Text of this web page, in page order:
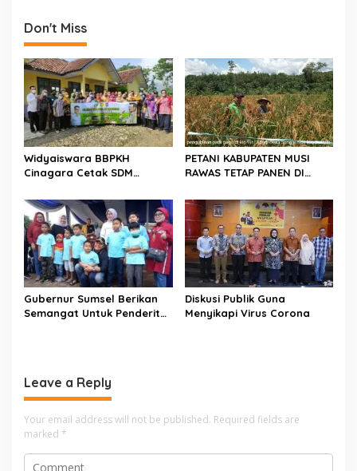
o
k
t
n
a
v
i
g
a
t
i
o
n
Don't Miss
Widyaiswara BBPKH
Cinagara Cetak SDM
Sembawa Palembang
PETANI KABUPATEN MUSI
RAWAS TETAP PANEN DI
Gubernur Sumsel Berikan
Semangat Untuk Penderita
Diskusi Publik Guna
Menyikapi Virus Corona
Leave a Reply
Your email address will not be published. Required fields are
marked *